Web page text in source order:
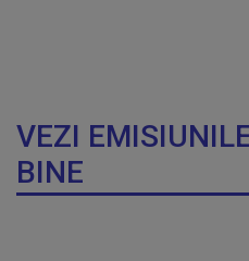
VEZI
BINE